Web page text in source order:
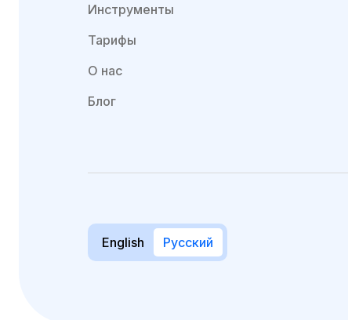
Инструменты
Тарифы
О нас
Блог
English Русский